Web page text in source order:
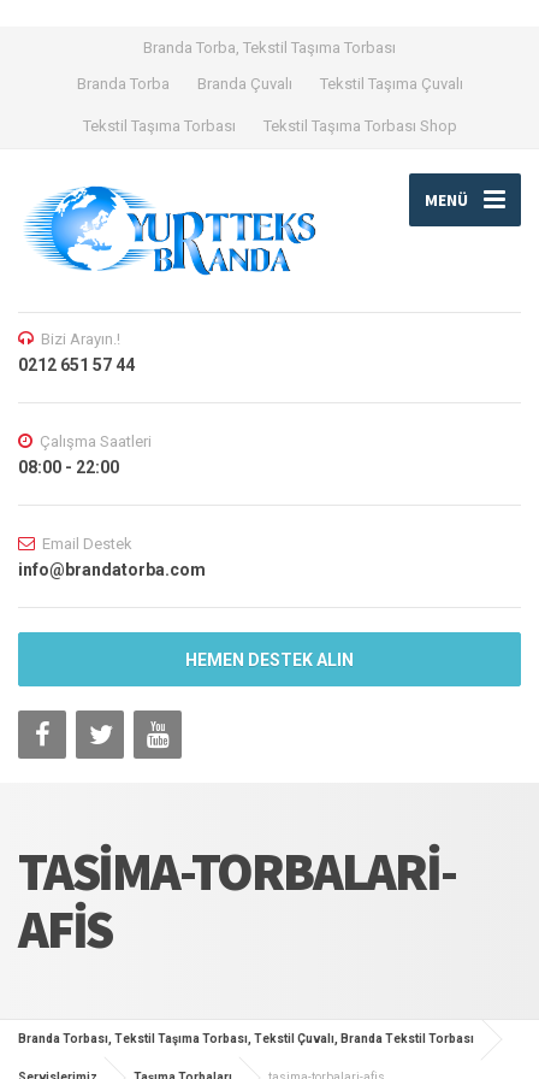
Branda Torba, Tekstil Taşıma Torbası
Branda Torba
Branda Çuvalı Tekstil Taşıma Çuvalı
Tekstil Taşıma Torbası Tekstil Taşıma Torbası Shop
MENÜ
Bizi Arayın.!
0212 651 57 44
Çalışma Saatleri
08:00 - 22:00
Email Destek
info@brandatorba.com
HEMEN DESTEK ALIN
TASIMA-TORBALARI-
AFIS
Branda Torbası, Tekstil Taşıma Torbası, Tekstil Çuvalı, Branda Tekstil Torbası